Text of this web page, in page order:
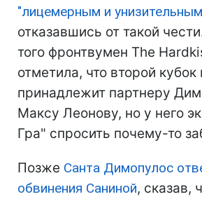
"лицемерным и
отказавшись от такой
того фронтвумен The
отметила, что второй кубок
принадлежит партнеру
Максу Леонову, но у него
Гра" спросить почему-то
Позже Санта Димопулос
обвинения Саниной, сказав,